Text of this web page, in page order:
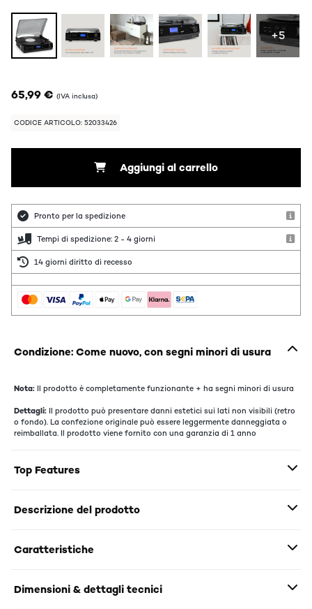
+5
65,99 € (IVA inclusa)
CODICE ARTICOLO: 52033426
Aggiungi al carrello
Pronto per la spedizione
Tempi di spedizione: 2 - 4 giorni
14 giorni diritto di recesso
Condizione: Come nuovo, con segni minori di usura
Nota: Il prodotto è completamente funzionante + ha segni minori di usura
Dettagli: Il prodotto può presentare danni estetici sui lati non visibili (retro
o fondo). La confezione originale può essere leggermente danneggiata o
reimballata. Il prodotto viene fornito con una garanzia di 1 anno
Top Features
Descrizione del prodotto
Caratteristiche
Dimensioni & dettagli tecnici